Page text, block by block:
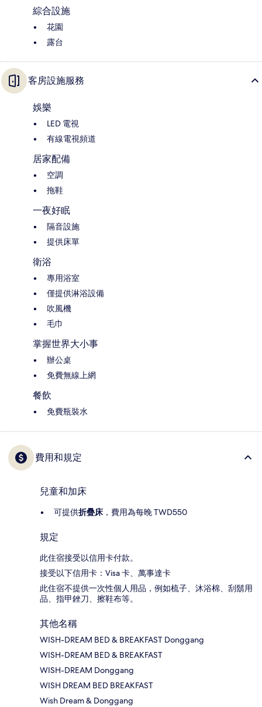
綜合設施
花園
露台
客房設施服務
娛樂
LED 電視
有線電視頻道
居家配備
空調
拖鞋
一夜好眠
隔音設施
提供床單
衛浴
專用浴室
僅提供淋浴設備
吹風機
毛巾
掌握世界大小事
辦公桌
免費無線上網
餐飲
免費瓶裝水
費用和規定
兒童和加床
可提供折疊床 ，費用為每晚 TWD550
規定
此住宿接受以信用卡付款。
接受以下信用卡：Visa 卡、萬事達卡
此住宿不提供一次性個人用品，例如梳子、沐浴棉、刮鬍用
品、指甲銼刀、擦鞋布等。
其他名稱
WISH-DREAM BED & BREAKFAST Donggang
WISH-DREAM BED & BREAKFAST
WISH-DREAM Donggang
WISH DREAM BED BREAKFAST
Wish Dream & Donggang